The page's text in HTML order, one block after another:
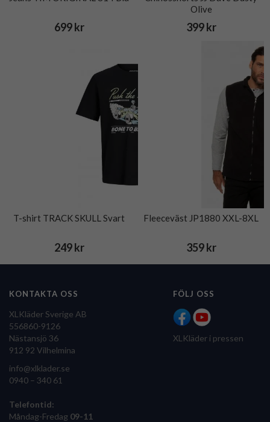
699 kr
Olive
399 kr
T-shirt TRACK SKULL Svart
249 kr
Fleeceväst JP1880 XXL-8XL
359 kr
KONTAKTA OSS
XLKläder Sverige AB
556860-9126
Nästansjö 36
912 92 Vilhelmina
info@xlklader.se
0940 – 340 61
Telefontid:
Måndag-Fredag 09-11
FÖLJ OSS
XLKläder i pressen